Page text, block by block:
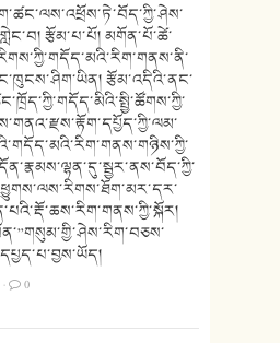
རྩོམ་པ་པོ། མགོན་པོ་ཚེ་
རྩོམ་འདིའི་ནང་
· 0